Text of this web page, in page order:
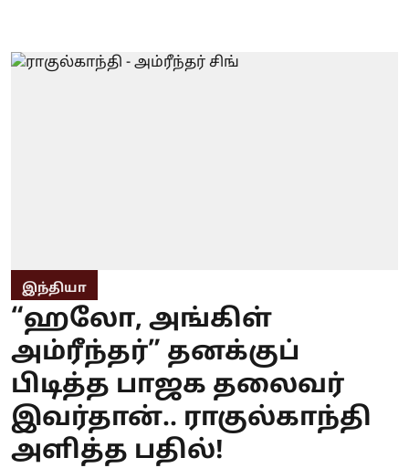
இந்தியா
“ஹலோ, அங்கிள்
அம்ரீந்தர்” தனக்குப்
பிடித்த பாஜக தலைவர்
இவர்தான்.. ராகுல்காந்தி
அளித்த பதில்!